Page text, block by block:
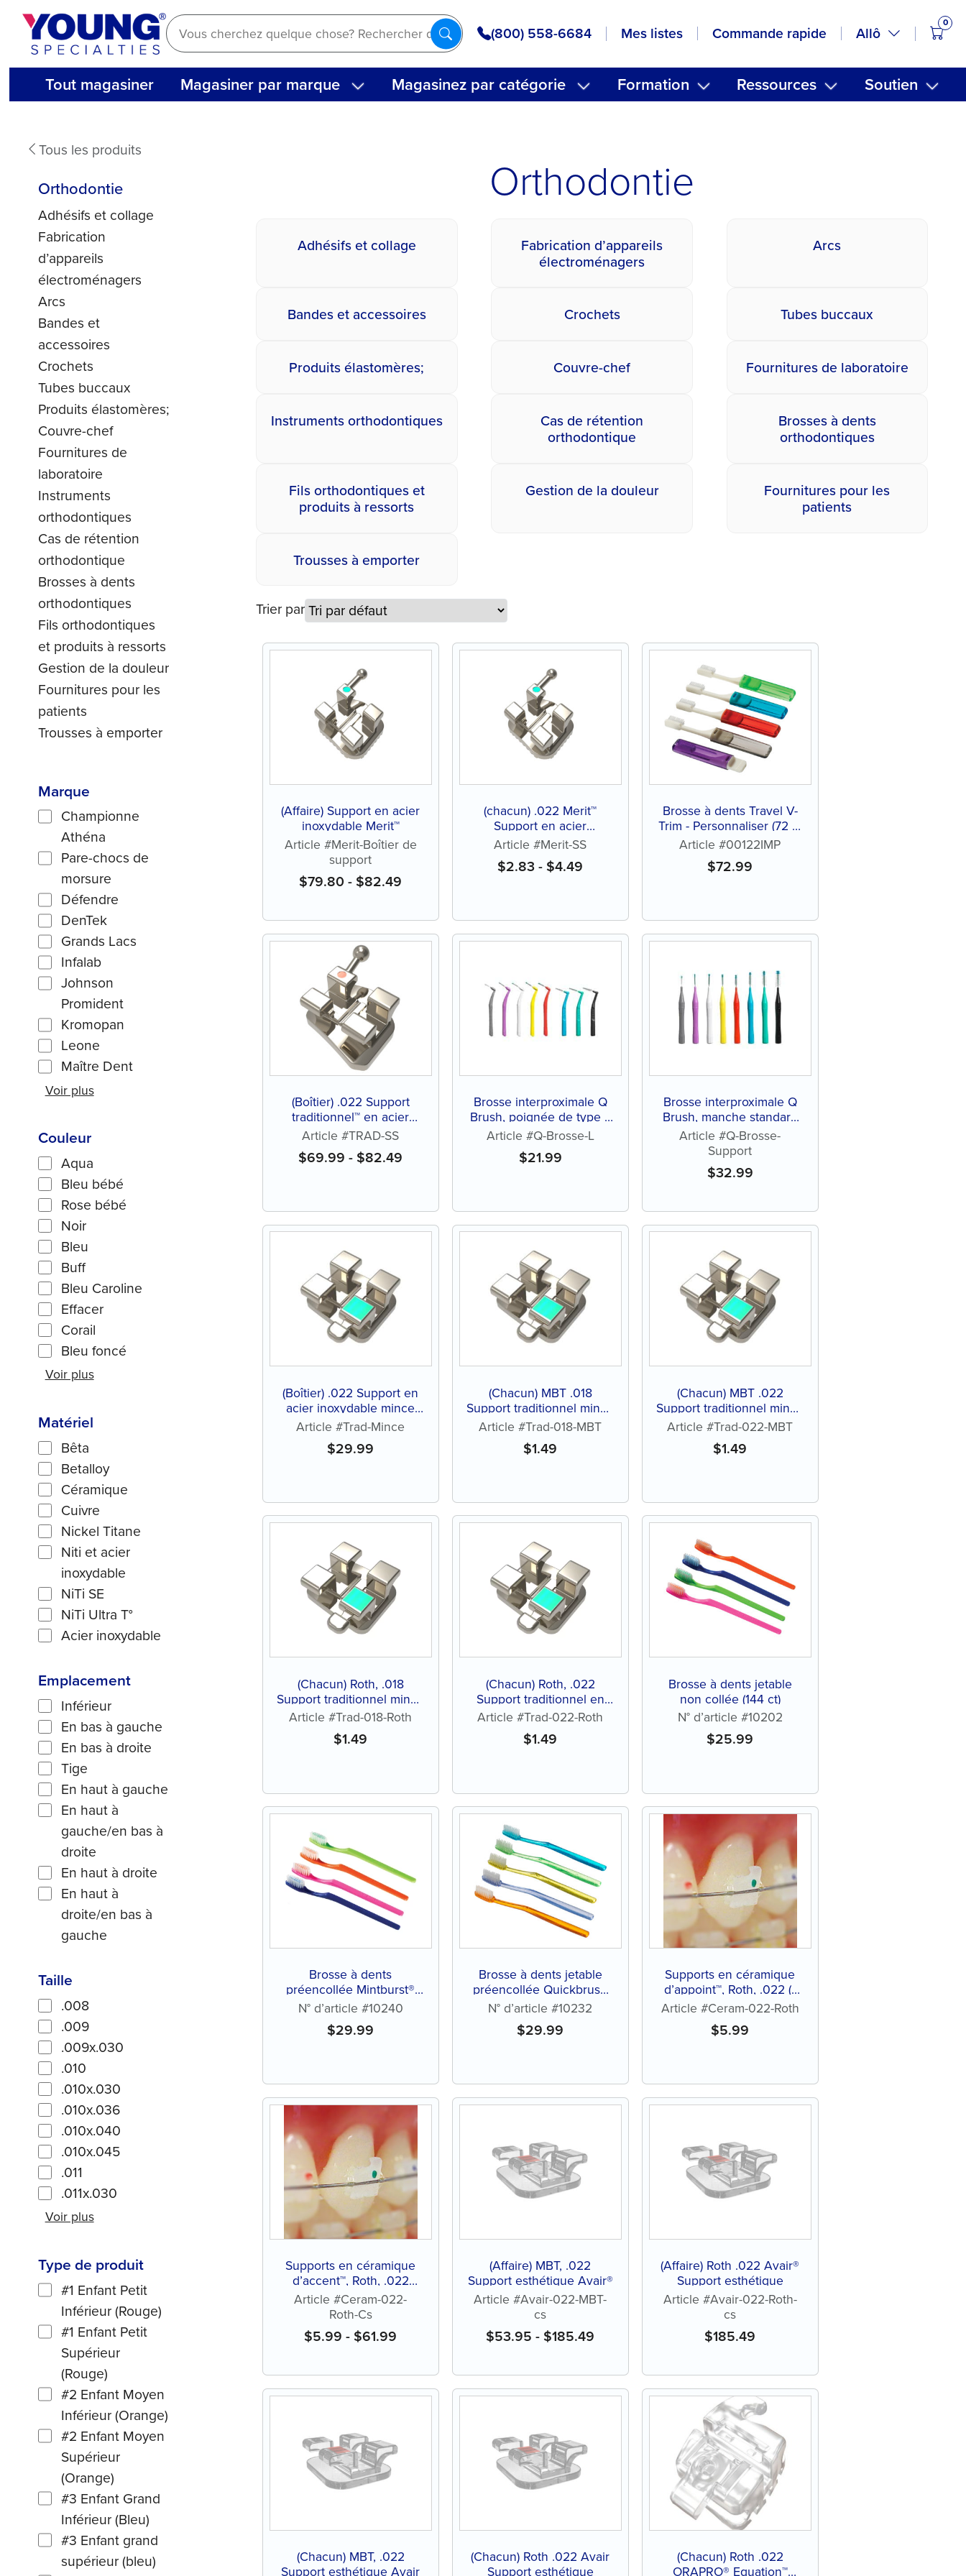
Aller
contenu
(800) 558-6684 Mes listes Commande rapide Allô
0
Tout magasiner Magasiner par marque Magasinez par catégorie Formation Ressources Soutien
Tous les produits
Orthodontie
Adhésifs et collage
Fabrication
d’appareils
électroménagers
Arcs
Bandes et
accessoires
Crochets
Tubes buccaux
Produits élastomères;
Couvre-chef
Fournitures de
laboratoire
Instruments
orthodontiques
Cas de rétention
orthodontique
Brosses à dents
orthodontiques
Fils orthodontiques
et produits à ressorts
Gestion de la douleur
Fournitures pour les
patients
Trousses à emporter
Marque
Championne
Athéna
Pare-chocs de
morsure
Défendre
DenTek
Grands Lacs
Infalab
Johnson
Promident
Kromopan
Leone
Maître Dent
Voir plus
Couleur
Aqua
Bleu bébé
Rose bébé
Noir
Bleu
Buff
Bleu Caroline
Effacer
Corail
Bleu foncé
Voir plus
Matériel
Bêta
Betalloy
Céramique
Cuivre
Nickel Titane
Niti et acier
inoxydable
NiTi SE
NiTi Ultra T°
Acier inoxydable
Emplacement
Inférieur
En bas à gauche
En bas à droite
Tige
En haut à gauche
En haut à
gauche/en bas à
droite
En haut à droite
En haut à
droite/en bas à
gauche
Taille
.008
.009
.009x.030
.010
.010x.030
.010x.036
.010x.040
.010x.045
.011
.011x.030
Voir plus
Type de produit
#1 Enfant Petit
Inférieur (Rouge)
#1 Enfant Petit
Supérieur
(Rouge)
#2 Enfant Moyen
Inférieur (Orange)
#2 Enfant Moyen
Supérieur
(Orange)
#3 Enfant Grand
Inférieur (Bleu)
#3 Enfant grand
supérieur (bleu)
Orthodontie
Adhésifs et collage Fabrication d’appareils
électroménagers
Arcs
Bandes et accessoires Crochets Tubes buccaux
Produits élastomères; Couvre-chef Fournitures de laboratoire
Instruments orthodontiques Cas de rétention
orthodontique
Brosses à dents
orthodontiques
Fils orthodontiques et
produits à ressorts
Gestion de la douleur Fournitures pour les
patients
Trousses à emporter
Trier par
(Affaire) Support en acier
inoxydable Merit™
Article #Merit-Boîtier de
support
$79.80 - $82.49
(chacun) .022 Merit™
Support en acier
inoxydable
Article #Merit-SS
$2.83- $4.49
Brosse à dents Travel V-
Trim - Personnaliser (72 ct
de brosses de couleurs
assorties)
Article #00122IMP
$72.99
(Boîtier) .022 Support
traditionnel™ en acier
inoxydable
Article #TRAD-SS
$69.99 - $82.49
Brosse interproximale Q
Brush, poignée de type L
(24 ct)
Article #Q-Brosse-L
$21.99
Brosse interproximale Q
Brush, manche standard
(36 ct)
Article #Q-Brosse-
Support
$32.99
(Boîtier) .022 Support en
acier inoxydable mince
traditionnel
Article #Trad-Mince
$29.99
(Chacun) MBT .018
Support traditionnel mince
en acier inoxydable
Article #Trad-018-MBT
$1.49
(Chacun) MBT .022
Support traditionnel mince
en acier inoxydable
Article #Trad-022-MBT
$1.49
(Chacun) Roth, .018
Support traditionnel mince
en acier inoxydable
Article #Trad-018-Roth
$1.49
(Chacun) Roth, .022
Support traditionnel en
acier inoxydable mince
Article #Trad-022-Roth
$1.49
Brosse à dents jetable
non collée (144 ct)
N° d’article #10202
$25.99
Brosse à dents
préencollée Mintburst®
avec xylitol (144 ct)
N° d’article #10240
$29.99
Brosse à dents jetable
préencollée Quickbrush
(144 ct)
N° d’article #10232
$29.99
Supports en céramique
d’appoint™, Roth, .022 (1
ct)
Article #Ceram-022-Roth
$5.99
Supports en céramique
d’accent™, Roth, .022
(étuis)
Article #Ceram-022-
Roth-Cs
$5.99 - $61.99
(Affaire) MBT, .022
Support esthétique Avair®
Article #Avair-022-MBT-
cs
$53.95 - $185.49
(Affaire) Roth .022 Avair®
Support esthétique
Article #Avair-022-Roth-
cs
$185.49
(Chacun) MBT, .022
Support esthétique Avair
(Chacun) Roth .022 Avair
Support esthétique
(Chacun) Roth .022
ORAPRO® Equation™